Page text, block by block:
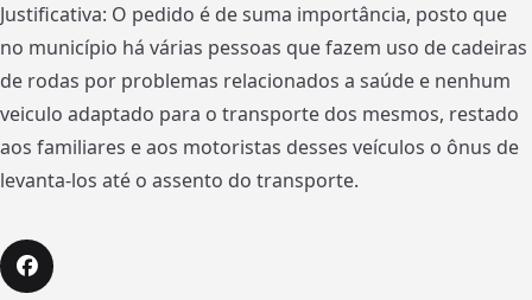
Justificativa: O pedido é de suma importância, posto que
no município há várias pessoas que fazem uso de cadeiras
de rodas por problemas relacionados a saúde e nenhum
veiculo adaptado para o transporte dos mesmos, restado
aos familiares e aos motoristas desses veículos o ônus de
levanta-los até o assento do transporte.